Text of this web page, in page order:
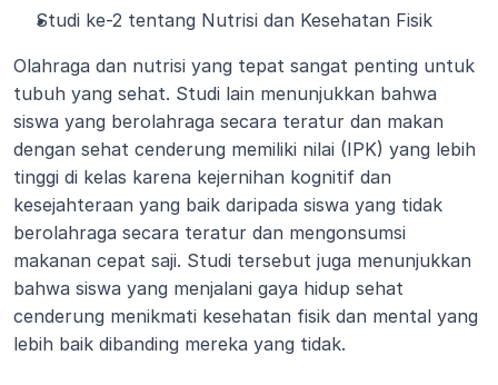
Studi ke-2 tentang Nutrisi dan Kesehatan Fisik
Olahraga dan nutrisi yang tepat sangat penting untuk
tubuh yang sehat. Studi lain menunjukkan bahwa
siswa yang berolahraga secara teratur dan makan
dengan sehat cenderung memiliki nilai (IPK) yang lebih
tinggi di kelas karena kejernihan kognitif dan
kesejahteraan yang baik daripada siswa yang tidak
berolahraga secara teratur dan mengonsumsi
makanan cepat saji. Studi tersebut juga menunjukkan
bahwa siswa yang menjalani gaya hidup sehat
cenderung menikmati kesehatan fisik dan mental yang
lebih baik dibanding mereka yang tidak.